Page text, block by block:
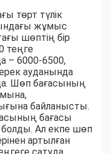
төрт түлік
жұмыс
шөптің бір
теңге
– 6000-6500,
ауданында
Шөп бағасының
байланысты.
бағасы
Ал екпе шөп
артылған
сатуда.